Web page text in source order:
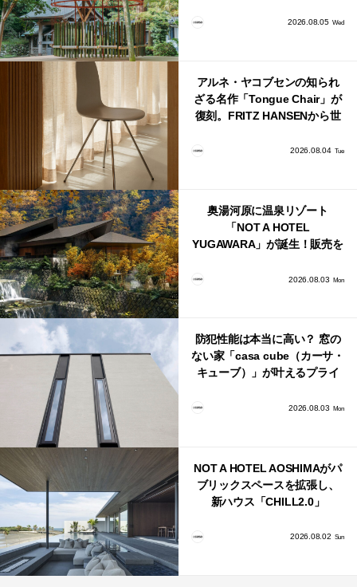
2026.08.05 Wed
アルネ・ヤコブセンの知られ
ざる名作「Tongue Chair」が
復刻。FRITZ HANSENから世
2026.08.04 Tue
奥湯河原に温泉リゾート
「NOT A HOTEL
YUGAWARA」が誕生！販売を
2026.08.03 Mon
防犯性能は本当に高い？ 窓の
ない家「casa cube（カーサ・
キューブ）」が叶えるプライ
2026.08.03 Mon
NOT A HOTEL AOSHIMAがパ
ブリックスペースを拡張し、
新ハウス「CHILL2.0」
2026.08.02 Sun